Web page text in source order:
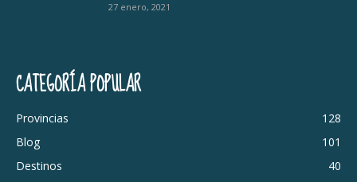
27 enero, 2021
CATEGORÍA POPULAR
Provincias
128
Blog
101
Destinos
40